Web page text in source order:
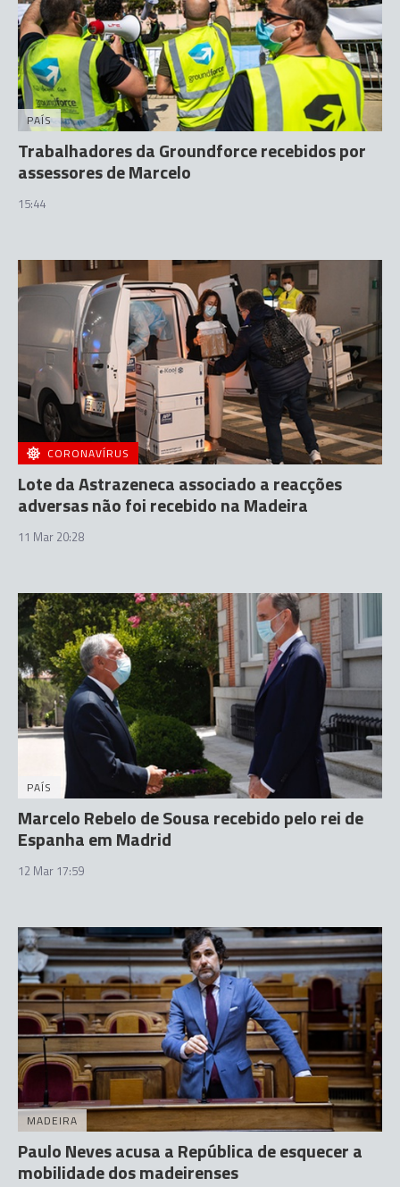
PAÍS
Trabalhadores da Groundforce recebidos por
assessores de Marcelo
15:44
CORONAVÍRUS
Lote da Astrazeneca associado a reacções
adversas não foi recebido na Madeira
11 Mar 20:28
PAÍS
Marcelo Rebelo de Sousa recebido pelo rei de
Espanha em Madrid
12 Mar 17:59
MADEIRA
Paulo Neves acusa a República de esquecer a
mobilidade dos madeirenses